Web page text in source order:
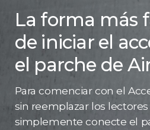
La forma más
de iniciar el
el parche de
Para comenciar con el
sin reemplazar los
simplemente conecte el